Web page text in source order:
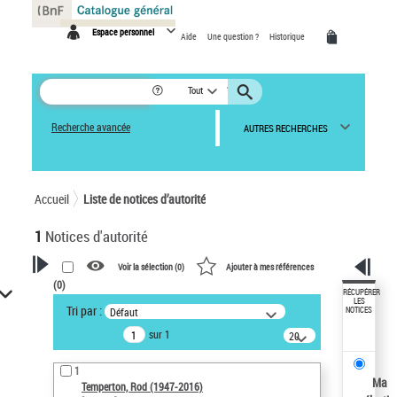
Espace personnel Aide Une question ? Historique
Tout
Recherche avancée AUTRES RECHERCHES
Accueil Liste de notices d’autorité
1 Notices d'autorité
VOTRE RECHERCHE
Recherche avancée dans les
notices d’autorité
Œuvres liées à l'auteur :
Temperton, Rod (1947-2016)
Voir la sélection (0) Ajouter à mes références
(0)
Tri par : Défaut
sur 1
20
résultats/page
1
Temperton, Rod (1947-2016)
RÉCUPÉRER
LES
NOTICES
Ma
Panneau de gestion des cookies